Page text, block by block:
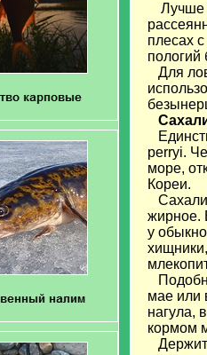
Лучше
плесах
пологий
Для
perryi.
море,
Кореи.
жирное.
у
мае или
нагула,
кормом